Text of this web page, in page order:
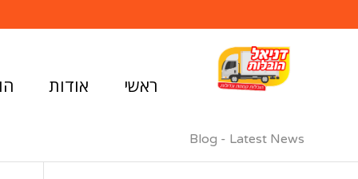
ראשי אודות
Blog - Latest News